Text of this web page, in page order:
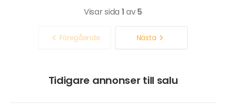
Visar sida 1av5
Föregående Nästa
Tidigare annonser till salu